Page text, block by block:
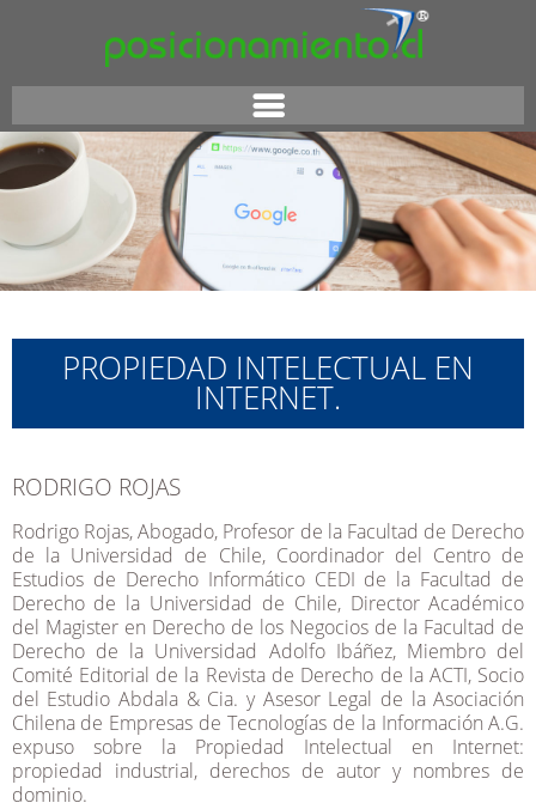
PROPIEDAD INTELECTUAL EN
INTERNET.
RODRIGO ROJAS
Rodrigo Rojas, Abogado, Profesor de la Facultad de Derecho
de la Universidad de Chile, Coordinador del Centro de
Estudios de Derecho Informático CEDI de la Facultad de
Derecho de la Universidad de Chile, Director Académico
del Magister en Derecho de los Negocios de la Facultad de
Derecho de la Universidad Adolfo Ibáñez, Miembro del
Comité Editorial de la Revista de Derecho de la ACTI, Socio
del Estudio Abdala & Cia. y Asesor Legal de la Asociación
Chilena de Empresas de Tecnologías de la Información A.G.
expuso sobre la Propiedad Intelectual en Internet:
propiedad industrial, derechos de autor y nombres de
dominio.